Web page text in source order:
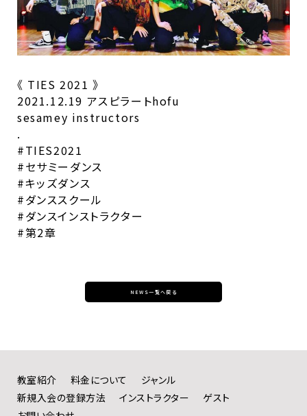
《 TIES 2021 》
2021.12.19 アスピラートhofu
sesamey instructors
.
#TIES2021
#セサミーダンス
#キッズダンス
#ダンススクール
#ダンスインストラクター
#第2章
NEWS一覧へ戻る
教室紹介 料金について
ジャンル
新規入会の登録方法
インストラクター
ゲスト